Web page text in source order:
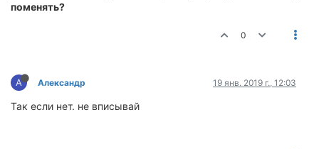
поменять?
0
А Александр 19 янв. 2019 г., 12:03
Так если нет. не вписывай